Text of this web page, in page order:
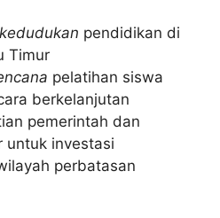
kedudukan pendidikan di
Timur
pelatihan siswa
berkelanjutan
pemerintah dan
untuk investasi
perbatasan